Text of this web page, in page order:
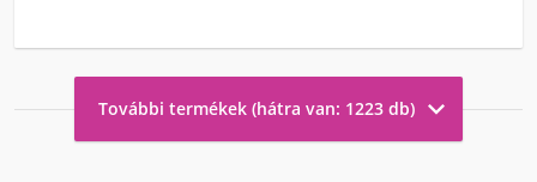
További termékek (hátra van: 1223 db) 